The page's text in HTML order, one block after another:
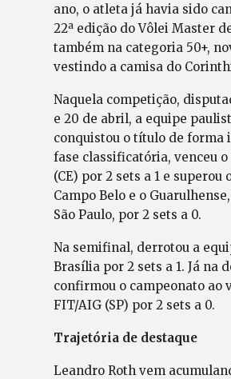
ano, o atleta já havia sido
22ª edição do Vôlei Master
também na categoria 50+,
vestindo a camisa do
Naquela competição,
e 20 de abril, a equipe
conquistou o título de forma
fase classificatória, venceu
(CE) por 2 sets a 1 e superou
Campo Belo e o
São Paulo, por 2 sets a 0.
Na semifinal, derrotou a
Brasília por 2 sets a 1. Já na
confirmou o campeonato ao
FIT/AIG (SP) por 2 sets a 0.
Trajetória de destaque
Leandro Roth vem